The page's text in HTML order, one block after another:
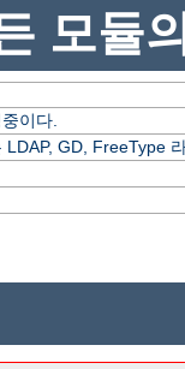
모듈
이다.
LDAP, GD, FreeType